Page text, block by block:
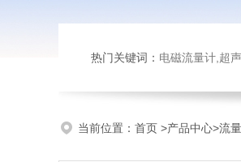
热门关键词： 电磁流量计,超
当前位置： 首页 >产品中心>流